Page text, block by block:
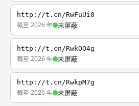
http://t.cn/RwFuUi0
截至 2026 年 未屏蔽
http://t.cn/RwkOO4g
截至 2026 年 未屏蔽
http://t.cn/RwkpM7g
截至 2026 年 未屏蔽